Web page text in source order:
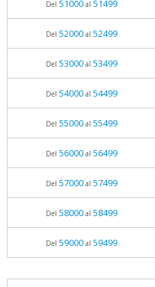
Del 51000al 51499
Del 52000al 52499
Del 53000al 53499
Del 54000al 54499
Del 55000al 55499
Del 56000al 56499
Del 57000al 57499
Del 58000al 58499
Del 59000al 59499